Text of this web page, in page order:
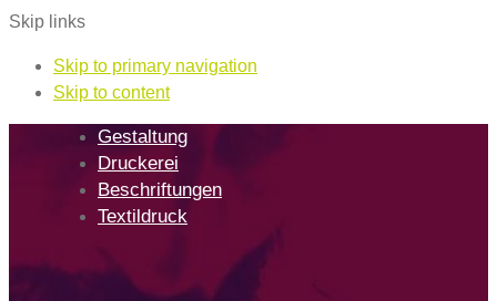
Skip links
Skip to primary navigation
Skip to content
Gestaltung
Druckerei
Beschriftungen
Textildruck